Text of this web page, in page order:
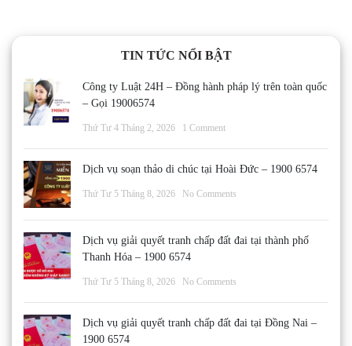
TIN TỨC NỔI BẬT
Công ty Luật 24H – Đồng hành pháp lý trên toàn quốc
– Gọi 19006574
Thứ Tư 4 Tháng 2, 2026 1 Comment
Dịch vụ soạn thảo di chúc tại Hoài Đức – 1900 6574
Thứ Tư 5 Tháng 8, 2026 No Comments
Dịch vụ giải quyết tranh chấp đất đai tại thành phố
Thanh Hóa – 1900 6574
Thứ Tư 5 Tháng 8, 2026 No Comments
Dịch vụ giải quyết tranh chấp đất đai tại Đồng Nai –
1900 6574